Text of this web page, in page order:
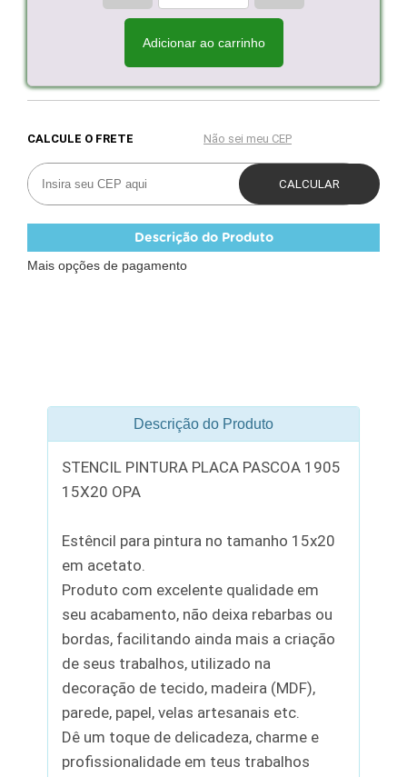
Adicionar ao carrinho
Descrição do Produto
Mais opções de pagamento
Descrição do Produto
STENCIL PINTURA PLACA PASCOA 1905
15X20 OPA
Estêncil para pintura no tamanho 15x20
em acetato.
Produto com excelente qualidade em
seu acabamento, não deixa rebarbas ou
bordas, facilitando ainda mais a criação
de seus trabalhos, utilizado na
decoração de tecido, madeira (MDF),
parede, papel, velas artesanais etc.
Dê um toque de delicadeza, charme e
profissionalidade em teus trabalhos